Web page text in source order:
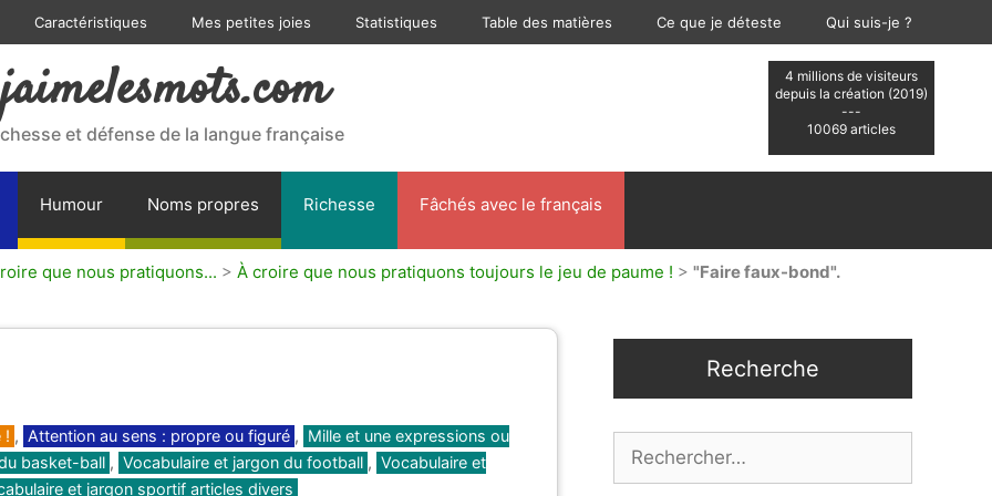
Caractéristiques Mes petites joies Statistiques Table des matières Ce que je déteste Qui suis-je ?
4 millions de visiteurs
depuis la création (2019)
---
10069 articles
jaimelesmots.com
et défense de la langue française
Humour Noms propres Richesse Fâchés avec le français
que nous pratiquons... > À croire que nous pratiquons toujours le jeu de paume ! > "Faire faux-bond".
! , Attention au sens : propre ou figuré , Mille et une expressions ou
basket-ball , Vocabulaire et jargon du football , Vocabulaire et
et jargon sportif articles divers
Recherche